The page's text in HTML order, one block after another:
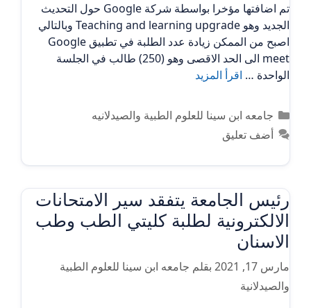
تم اضافتها مؤخرا بواسطة شركة Google حول التحديث
الجديد وهو Teaching and learning upgrade وبالتالي
اصبح من الممكن زيادة عدد الطلبة في تطبيق Google
meet الى الحد الاقصى وهو (250) طالب في الجلسة
الواحدة … اقرأ المزيد
التصنيفات
جامعه ابن سينا للعلوم الطبية والصيدلانيه
أضف تعليق
رئيس الجامعة يتفقد سير الامتحانات
الالكترونية لطلبة كليتي الطب وطب
الاسنان
مارس 17, 2021 بقلم جامعه ابن سينا للعلوم الطبية
والصيدلانية